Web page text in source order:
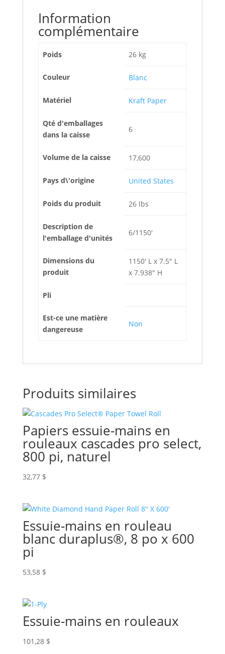
Information
complémentaire
Poids 26 kg
Couleur Blanc
Matériel Kraft Paper
Qté d'emballages
dans la caisse
6
Volume de la caisse 17,600
Pays d\'origine United States
Poids du produit 26 lbs
Description de
l'emballage d'unités
6/1150'
Dimensions du
produit
1150' L x 7.5" L
x 7.938" H
Pli
Est-ce une matière
dangereuse
Non
Produits similaires
Papiers essuie-mains en
rouleaux cascades pro select,
800 pi, naturel
32,77 $
Essuie-mains en rouleau
blanc duraplus®, 8 po x 600
pi
53,58 $
Essuie-mains en rouleaux
101,28 $